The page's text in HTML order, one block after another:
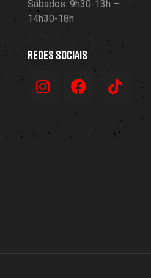
Sábados: 9h30-13h –
14h30-18h
REDES SOCIAIS